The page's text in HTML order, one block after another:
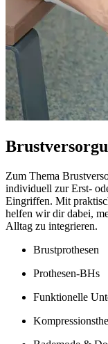
Zum Thema
individuell zur Erst-
Eingriffen. Mit
helfen wir dir dabei,
Alltag zu integrieren.
Brustprothesen
Prothesen-BHs
Funktionelle